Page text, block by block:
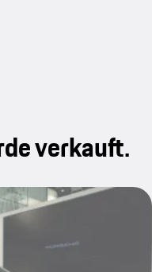
verkauft.